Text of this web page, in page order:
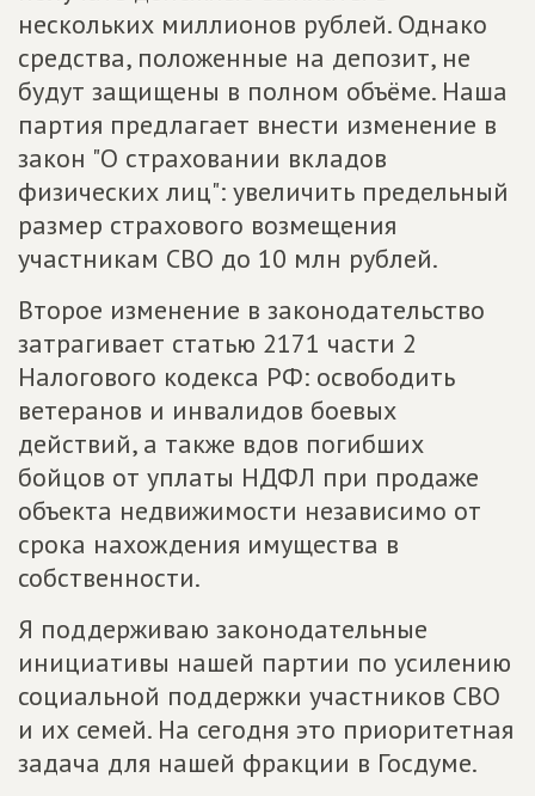
нескольких миллионов рублей. Однако
средства, положенные на депозит, не
будут защищены в полном объёме. Наша
партия предлагает внести изменение в
закон "О страховании вкладов
физических лиц": увеличить предельный
размер страхового возмещения
участникам СВО до 10 млн рублей.
Второе изменение в законодательство
затрагивает статью 2171 части 2
Налогового кодекса РФ: освободить
ветеранов и инвалидов боевых
действий, а также вдов погибших
бойцов от уплаты НДФЛ при продаже
объекта недвижимости независимо от
срока нахождения имущества в
собственности.
Я поддерживаю законодательные
инициативы нашей партии по усилению
социальной поддержки участников СВО
и их семей. На сегодня это приоритетная
задача для нашей фракции в Госдуме.